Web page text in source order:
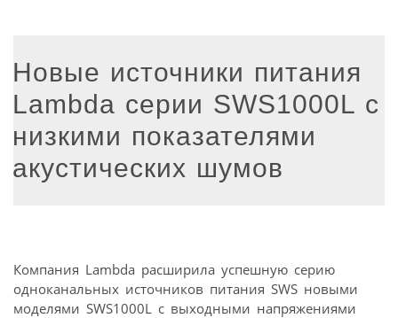
Новые источники питания
Lambda серии SWS1000L с
низкими показателями
акустических шумов
Компания Lambda расширила успешную серию
одноканальных источников питания SWS новыми
моделями SWS1000L с выходными напряжениями